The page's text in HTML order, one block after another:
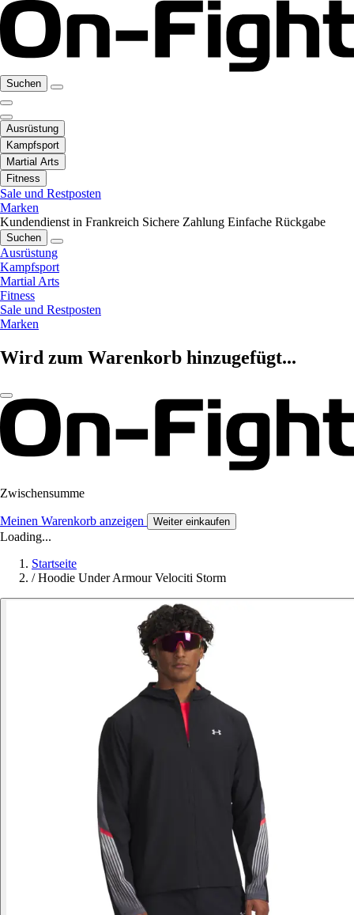
Suchen
Ausrüstung
Kampfsport
Martial Arts
Fitness
Sale und Restposten
Marken
Kundendienst in Frankreich Sichere Zahlung Einfache Rückgabe
Suchen
Ausrüstung
Kampfsport
Martial Arts
Fitness
Sale und Restposten
Marken
Wird zum Warenkorb hinzugefügt...
Zwischensumme
Meinen Warenkorb anzeigen Weiter einkaufen
Loading...
Startseite
/ Hoodie Under Armour Velociti Storm